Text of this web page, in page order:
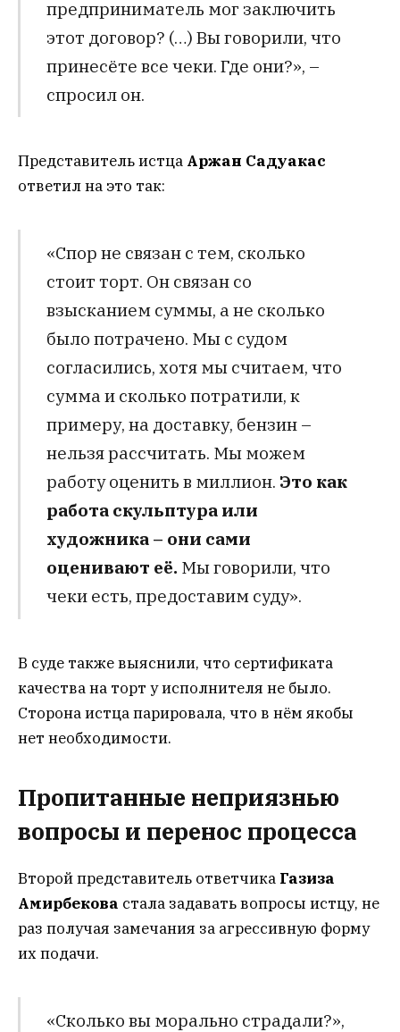
предприниматель мог заключить
этот договор? (…) Вы говорили, что
принесёте все чеки. Где они?», –
спросил он.
Представитель истца Аржан Садуакас
ответил на это так:
«Спор не связан с тем, сколько
стоит торт. Он связан со
взысканием суммы, а не сколько
было потрачено. Мы с судом
согласились, хотя мы считаем, что
сумма и сколько потратили, к
примеру, на доставку, бензин –
нельзя рассчитать. Мы можем
работу оценить в миллион. Это как
работа скульптура или
художника – они сами
оценивают её. Мы говорили, что
чеки есть, предоставим суду».
В суде также выяснили, что сертификата
качества на торт у исполнителя не было.
Сторона истца парировала, что в нём якобы
нет необходимости.
Пропитанные неприязнью
вопросы и перенос процесса
Второй представитель ответчика Газиза
Амирбекова стала задавать вопросы истцу, не
раз получая замечания за агрессивную форму
их подачи.
«Сколько вы морально страдали?»,